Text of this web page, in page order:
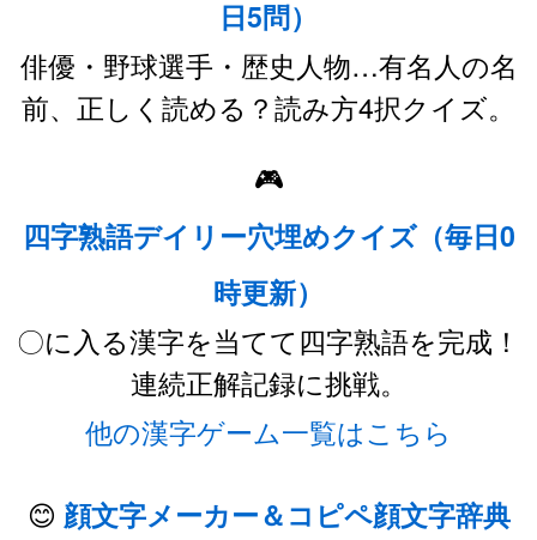
日5問）
俳優・野球選手・歴史人物…有名人の名
前、正しく読める？読み方4択クイズ。
🎮
四字熟語デイリー穴埋めクイズ（毎日0
時更新）
〇に入る漢字を当てて四字熟語を完成！
連続正解記録に挑戦。
他の漢字ゲーム一覧はこちら
😊 顔文字メーカー＆コピペ顔文字辞典